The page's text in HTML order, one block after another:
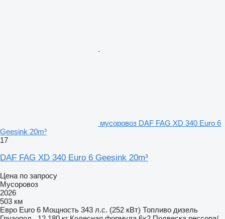
мусоровоз DAF FAG XD 340 Euro 6
Geesink 20m³
17
DAF FAG XD 340 Euro 6 Geesink 20m³
Цена по запросу
Мусоровоз
2026
503 км
Евро Euro 6 Мощность 343 л.с. (252 кВт) Топливо дизель